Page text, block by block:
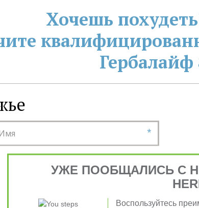
Хочешь
Гербалайф
*
УЖЕ ПООБЩАЛИСЬ С
Воспользуйтесь